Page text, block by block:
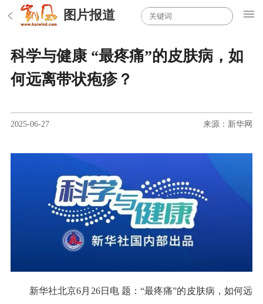
图片报道
科学与健康 “最疼痛”的皮肤病，如
何远离带状疱疹？
2025-06-27 来源：新华网
新华社北京6月26日电 题：“最疼痛”的皮肤病，如何远